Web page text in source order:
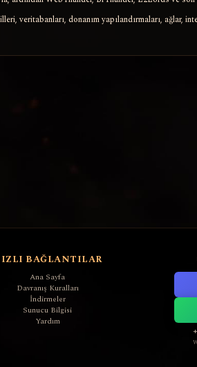
veritabanları, donanım yapılandırmaları, ağlar,
BAĞLANTILAR
Ana Sayfa
Davranış Kuralları
İndirmeler
Sunucu Bilgisi
Yardım